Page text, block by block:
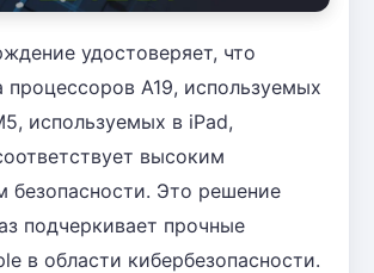
удостоверяет, что
процессоров A19, используемых
используемых в iPad,
высоким
безопасности. Это решение
подчеркивает прочные
в области кибербезопасности.